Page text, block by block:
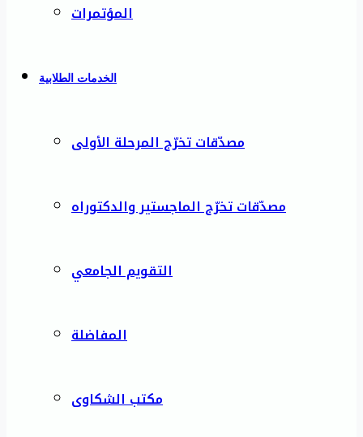
المؤتمرات
الخدمات الطلابية
مصدّقات تخرّج المرحلة الأولى
مصدّقات تخرّج الماجستير والدكتوراه
التقويم الجامعي
المفاضلة
مكتب الشكاوى